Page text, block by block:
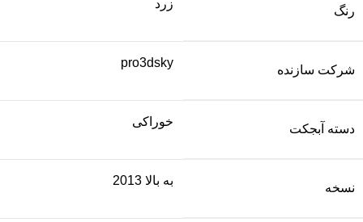
رنگ
زرد
شرکت سازنده
pro3dsky
دسته آبجکت
خوراکی
نسخه
به بالا 2013